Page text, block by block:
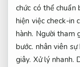
chức có thể
hiện việc check-in
hành. Người tham
bước. nhân viên
giây. Xử lý nhanh.